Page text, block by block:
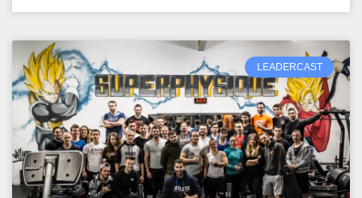
LEADERCAST